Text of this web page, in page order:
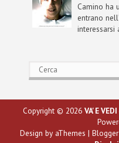
Camino ha
entrano
interessarsi
Copyright © 2026 VA' E
Design by aThemes |